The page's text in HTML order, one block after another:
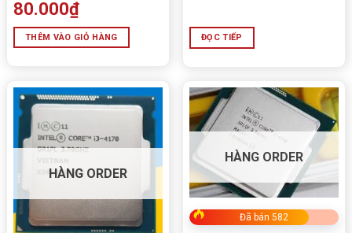
80.000₫
THÊM VÀO GIỎ HÀNG ĐỌC TIẾP
HÀNG ORDER
HÀNG ORDER
Đã bán 582